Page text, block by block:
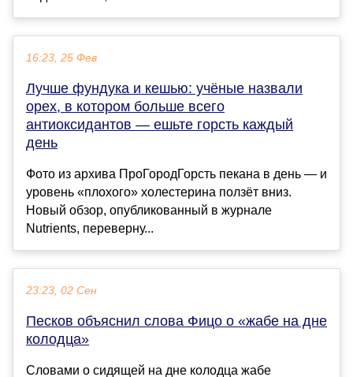
16:23, 25 Фев
Лучше фундука и кешью: учёные назвали
орех, в котором больше всего
антиоксидантов — ешьте горсть каждый
день
Фото из архива ПроГородГорсть пекана в день — и
уровень «плохого» холестерина ползёт вниз.
Новый обзор, опубликованный в журнале
Nutrients, переверну...
23:23, 02 Сен
Песков объяснил слова Фицо о «жабе на дне
колодца»
Словами о сидящей на дне колодца жабе